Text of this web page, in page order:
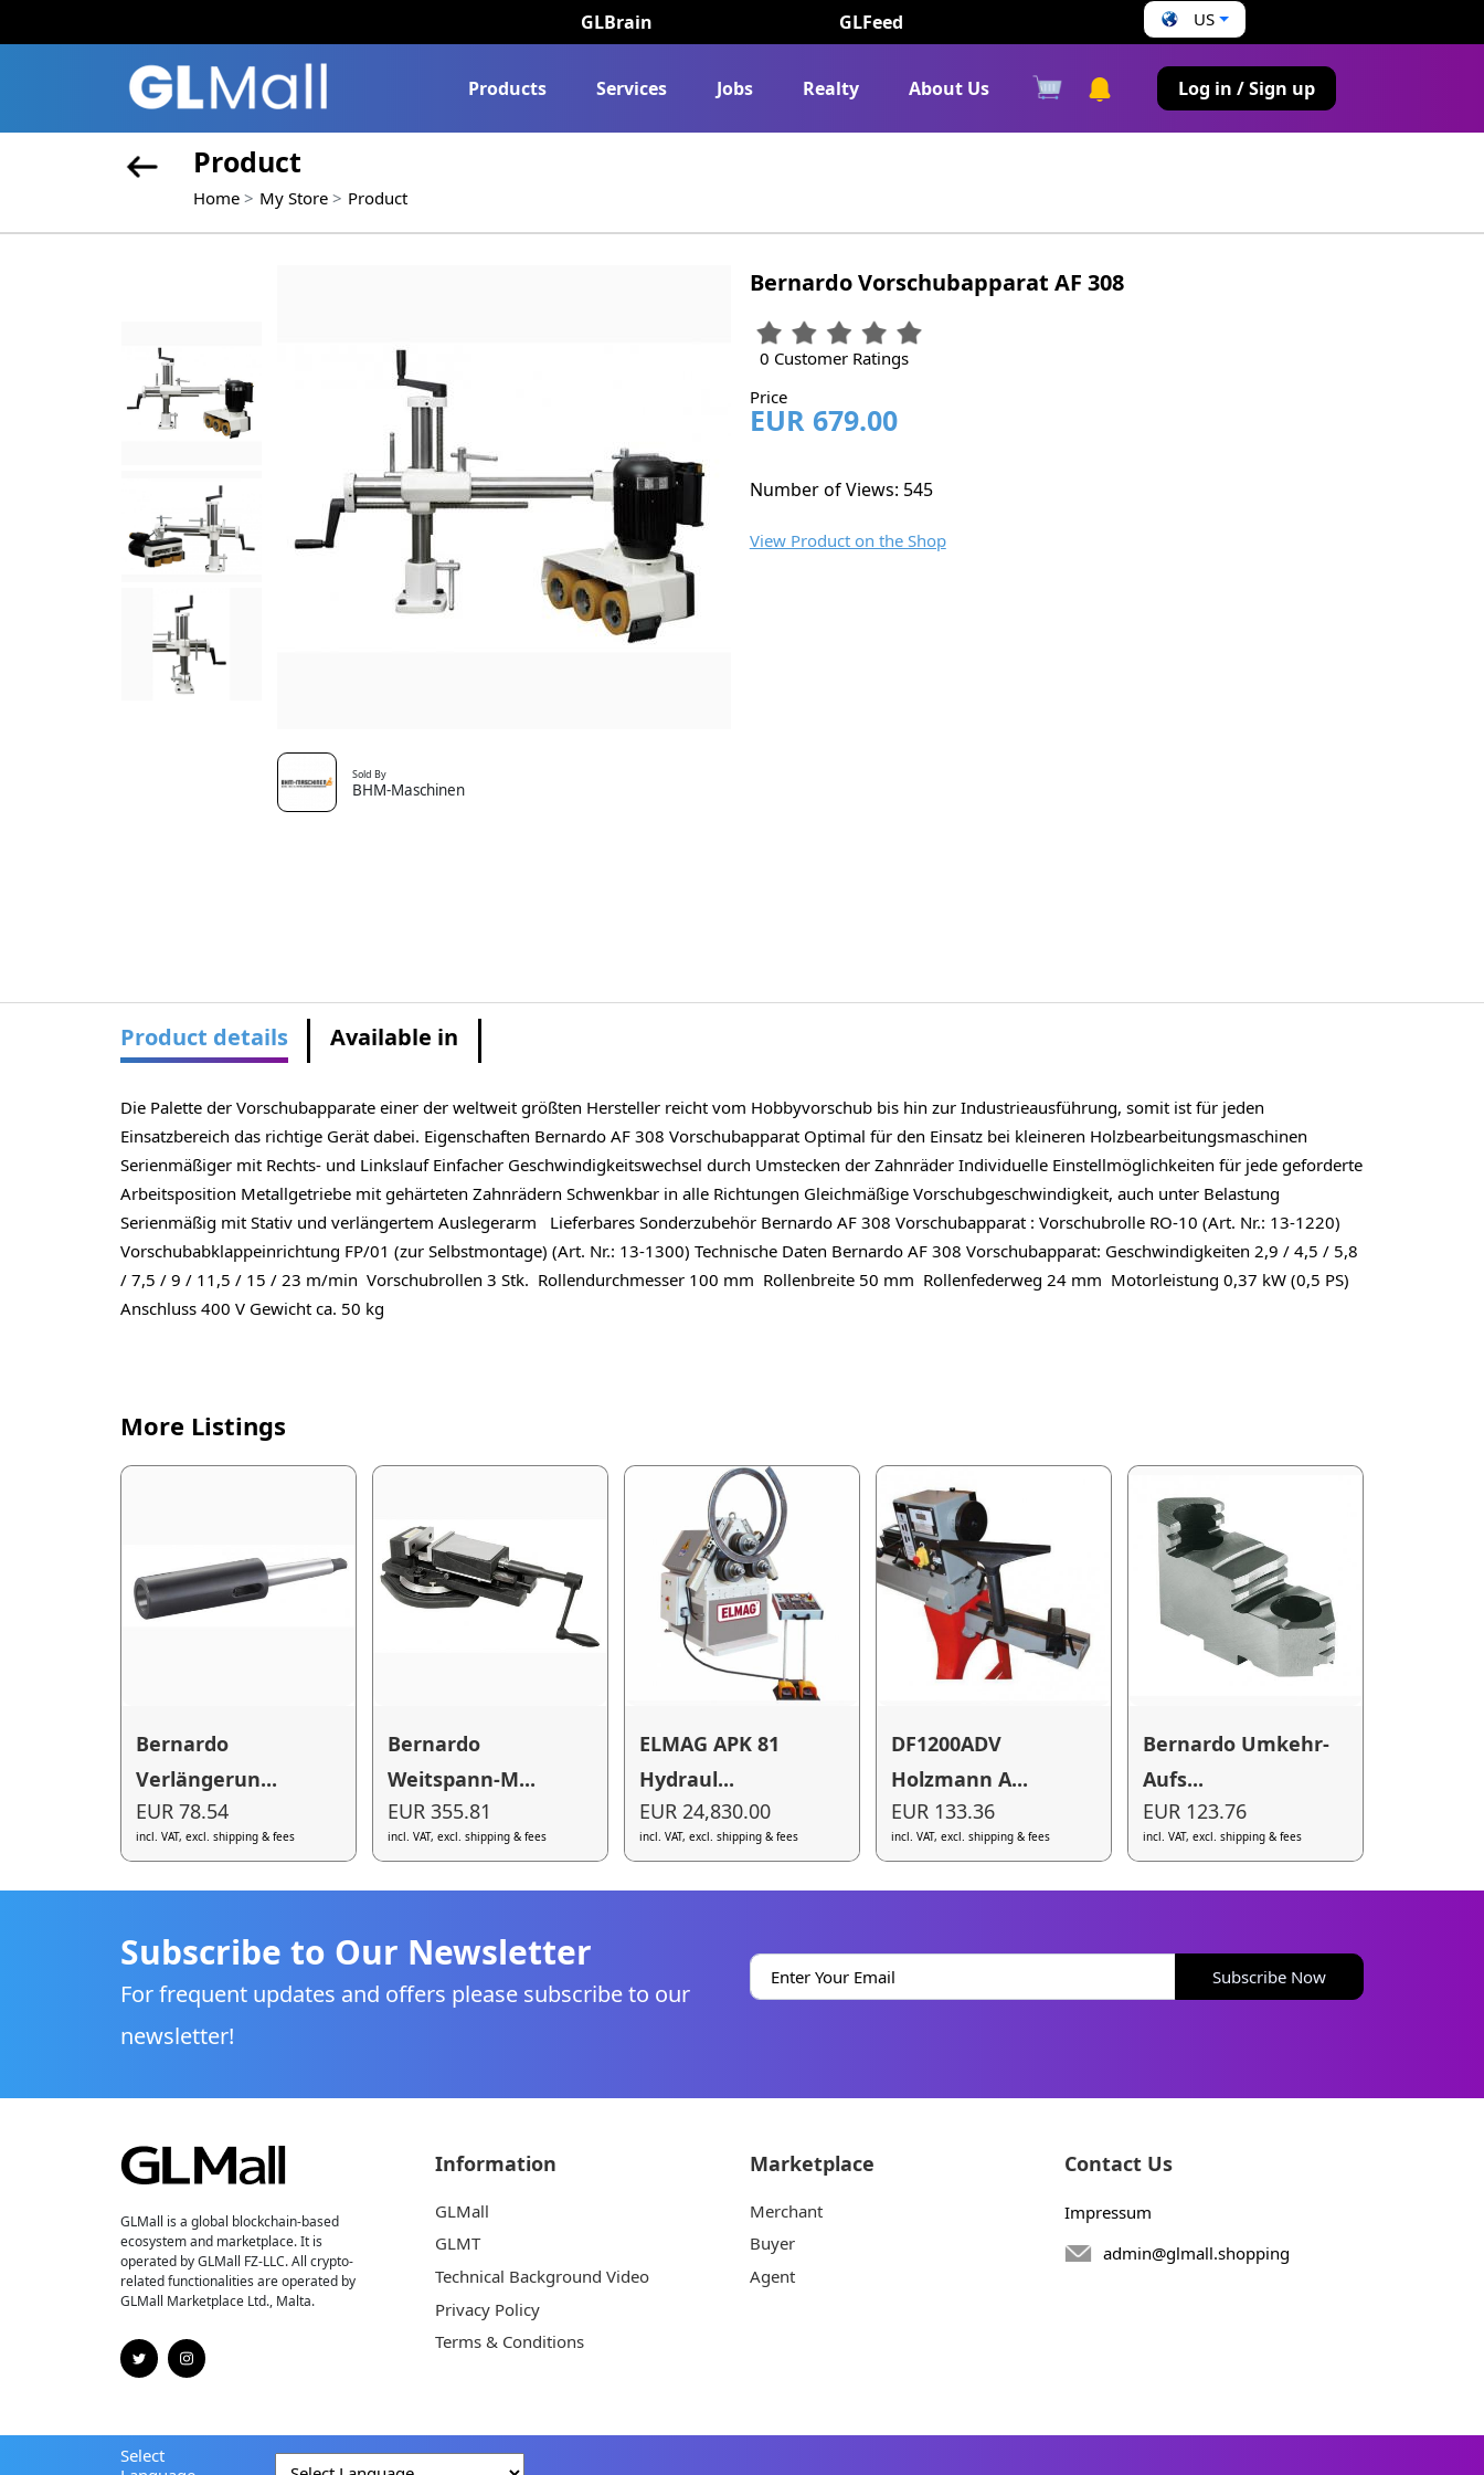
GLBrain GLFeed US
Products Services Jobs Realty About Us Log in / Sign up
Product
Home My Store Product
Sold By
BHM-Maschinen
Bernardo Vorschubapparat AF 308
0 Customer Ratings
Price
EUR 679.00
Number of Views: 545
View Product on the Shop
Product details Available in
Die Palette der Vorschubapparate einer der weltweit größten Hersteller reicht vom Hobbyvorschub bis hin zur Industrieausführung, somit ist für jeden
Einsatzbereich das richtige Gerät dabei. Eigenschaften Bernardo AF 308 Vorschubapparat Optimal für den Einsatz bei kleineren Holzbearbeitungsmaschinen
Serienmäßiger mit Rechts- und Linkslauf Einfacher Geschwindigkeitswechsel durch Umstecken der Zahnräder Individuelle Einstellmöglichkeiten für jede geforderte
Arbeitsposition Metallgetriebe mit gehärteten Zahnrädern Schwenkbar in alle Richtungen Gleichmäßige Vorschubgeschwindigkeit, auch unter Belastung
Serienmäßig mit Stativ und verlängertem Auslegerarm Lieferbares Sonderzubehör Bernardo AF 308 Vorschubapparat : Vorschubrolle RO-10 (Art. Nr.: 13-1220)
Vorschubabklappeinrichtung FP/01 (zur Selbstmontage) (Art. Nr.: 13-1300) Technische Daten Bernardo AF 308 Vorschubapparat: Geschwindigkeiten 2,9 / 4,5 / 5,8
/ 7,5 / 9 / 11,5 / 15 / 23 m/min Vorschubrollen 3 Stk. Rollendurchmesser 100 mm Rollenbreite 50 mm Rollenfederweg 24 mm Motorleistung 0,37 kW (0,5 PS)
Anschluss 400 V Gewicht ca. 50 kg
More Listings
Bernardo
Verlängerun...
EUR 78.54
incl. VAT, excl. shipping & fees
Bernardo
Weitspann-M...
EUR 355.81
incl. VAT, excl. shipping & fees
ELMAG APK 81
Hydraul...
EUR 24,830.00
incl. VAT, excl. shipping & fees
DF1200ADV
Holzmann A...
EUR 133.36
incl. VAT, excl. shipping & fees
Bernardo Umkehr-
Aufs...
EUR 123.76
incl. VAT, excl. shipping & fees
Subscribe to Our Newsletter
For frequent updates and offers please subscribe to our
newsletter!
Subscribe Now
GLMall is a global blockchain-based
ecosystem and marketplace. It is
operated by GLMall FZ-LLC. All crypto-
related functionalities are operated by
GLMall Marketplace Ltd., Malta.
Information
GLMall
GLMT
Technical Background Video
Privacy Policy
Terms & Conditions
Marketplace
Merchant
Buyer
Agent
Contact Us
Impressum
admin@glmall.shopping
Select